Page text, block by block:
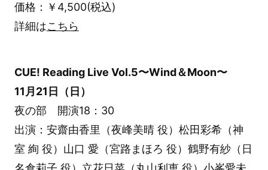
価格：￥4,500(税込)
詳細はこちら
CUE! Reading Live Vol.5〜Wind＆Moon〜
11月21日（日）
夜の部 開演18：30
出演：安齋由香里（夜峰美晴 役）松田彩希（神
室 絢 役）山口 愛（宮路まほろ 役）鶴野有紗（日